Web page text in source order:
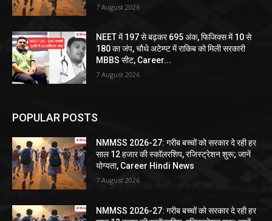
7 August 2026
NEET में 197 से बढ़कर 695 अंक, फिजिक्स में 10 से
180 का जंप, चौथे अटेम्प्ट में राकिब को मिली सरकारी
MBBS सीट, Career...
7 August 2026
POPULAR POSTS
NMMSS 2026-27: गरीब बच्चों को सरकार दे रही हर
साल 12 हजार की स्कॉलरशिप, रजिस्ट्रेशन शुरू; जानें
योग्यता, Career Hindi News
7 August 2026
NMMSS 2026-27: गरीब बच्चों को सरकार दे रही हर